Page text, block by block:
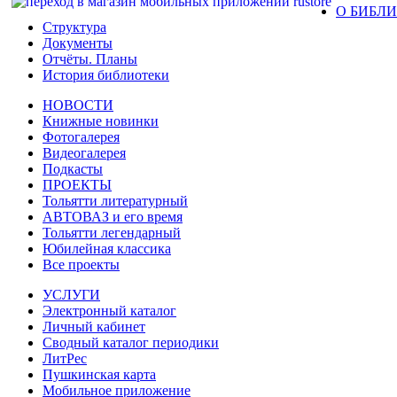
О
Структура
Документы
Отчёты. Планы
История библиотеки
НОВОСТИ
Книжные новинки
Фотогалерея
Видеогалерея
Подкасты
ПРОЕКТЫ
Тольятти литературный
АВТОВАЗ и его время
Тольятти легендарный
Юбилейная классика
Все проекты
УСЛУГИ
Электронный каталог
Личный кабинет
Сводный каталог периодики
ЛитРес
Пушкинская карта
Мобильное приложение